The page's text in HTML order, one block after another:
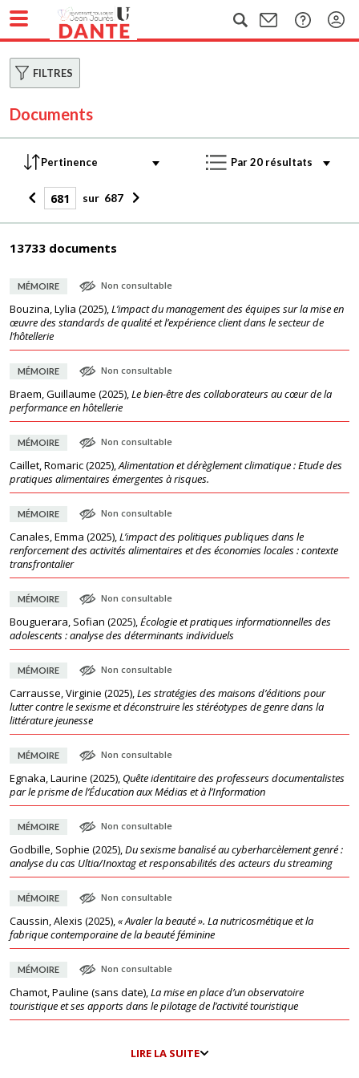
FILTRES
Documents
sur 687
13733 documents
MÉMOIRE Non consultable
Bouzina, Lylia (2025),L’impact du management des équipes sur la mise en
œuvre des standards de qualité et l’expérience client dans le secteur de
l’hôtellerie
MÉMOIRE Non consultable
Braem, Guillaume (2025),Le bien-être des collaborateurs au cœur de la
performance en hôtellerie
MÉMOIRE Non consultable
Caillet, Romaric(2025),Alimentation et dérèglement climatique : Etude des
pratiques alimentaires émergentes à risques.
MÉMOIRE Non consultable
Canales, Emma (2025),L’impact des politiques publiques dans le
renforcement des activités alimentaires et des économies locales : contexte
transfrontalier
MÉMOIRE Non consultable
Bouguerara, Sofian (2025),Écologie et pratiques informationnelles des
adolescents : analyse des déterminants individuels
MÉMOIRE Non consultable
Carrausse, Virginie (2025),Les stratégies des maisons d’éditions pour
lutter contre le sexisme et déconstruire les stéréotypes de genre dans la
littérature jeunesse
MÉMOIRE Non consultable
Egnaka, Laurine (2025), Quête identitaire des professeurs documentalistes
par le prisme de l’Éducation aux Médias et à l’Information
MÉMOIRE Non consultable
Godbille, Sophie (2025),Du sexisme banalisé au cyberharcèlement genré :
analyse du cas Ultia/Inoxtag et responsabilités des acteurs du streaming
MÉMOIRE Non consultable
Caussin, Alexis (2025),« Avaler la beauté ». La nutricosmétique et la
fabrique contemporaine de la beauté féminine
MÉMOIRE Non consultable
Chamot, Pauline (sans date),La mise en place d’un observatoire
touristique et ses apports dans le pilotage de l’activité touristique
LIRE LA SUITE